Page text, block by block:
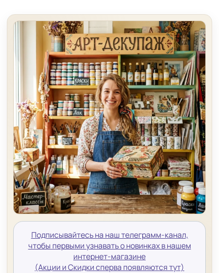
Подписывайтесь на наш телеграмм-канал,
чтобы первыми узнавать о новинках в нашем
интернет-магазине
(Акции и Скидки сперва появляются тут)